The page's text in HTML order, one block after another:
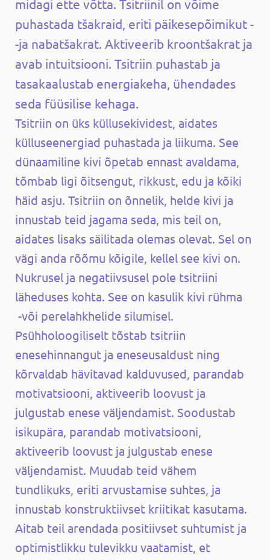
midagi ette võtta. Tsitriinil on võime
puhastada tšakraid, eriti päikesepõimikut -
-ja nabatšakrat. Aktiveerib kroontšakrat ja
avab intuitsiooni. Tsitriin puhastab ja
tasakaalustab energiakeha, ühendades
seda füüsilise kehaga.
Tsitriin on üks küllusekividest, aidates
külluseenergiad puhastada ja liikuma. See
dünaamiline kivi õpetab ennast avaldama,
tõmbab ligi õitsengut, rikkust, edu ja kõiki
häid asju. Tsitriin on õnnelik, helde kivi ja
innustab teid jagama seda, mis teil on,
aidates lisaks säilitada olemas olevat. Sel on
vägi anda rõõmu kõigile, kellel see kivi on.
Nukrusel ja negatiivsusel pole tsitriini
läheduses kohta. See on kasulik kivi rühma
-või perelahkhelide silumisel.
Psühholoogiliselt tõstab tsitriin
enesehinnangut ja eneseusaldust ning
kõrvaldab hävitavad kalduvused, parandab
motivatsiooni, aktiveerib loovust ja
julgustab enese väljendamist. Soodustab
isikupära, parandab motivatsiooni,
aktiveerib loovust ja julgustab enese
väljendamist. Muudab teid vähem
tundlikuks, eriti arvustamise suhtes, ja
innustab konstruktiivset kriitikat kasutama.
Aitab teil arendada positiivset suhtumist ja
optimistlikku tulevikku vaatamist, et